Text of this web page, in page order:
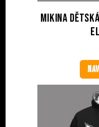
Mikina dětská